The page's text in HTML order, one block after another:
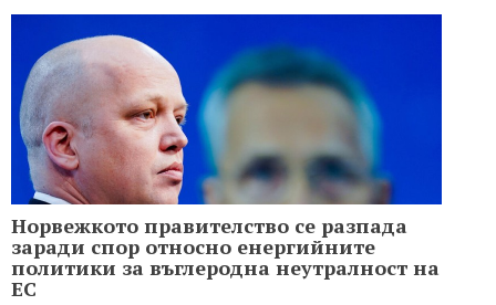
Норвежкото правителство се разпада
заради спор относно енергийните
политики за въглеродна неутралност на
ЕС